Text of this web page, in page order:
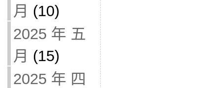
月 (10)
2025 年 五
月 (15)
2025 年 四